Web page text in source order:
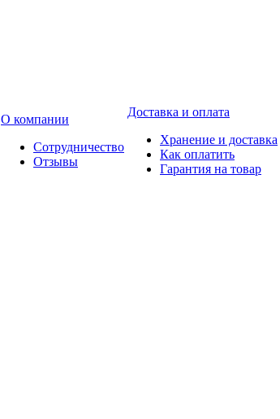
О компании
Сотрудничество
Отзывы
Доставка и оплата
Хранение и доставка
Как оплатить
Гарантия на товар